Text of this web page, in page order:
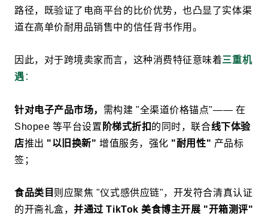
路径，既验证了电商平台的比价优势，也凸显了实体渠
道在高单价耐用品销售中的信任背书作用。
因此，对于跨境卖家而言，这种消费特征意味着三重机
遇 ：
针对电子产品市场， 需构建 "全渠道价格锚点"—— 在
Shopee 等平台设置 阶梯式折扣 的同时，联合线下体验
店推出 "以旧换新" 增值服务，强化 "耐用性" 产品标
签；
食品类目 则应聚焦 "仪式感供应链"，开发符合清真认证
的开斋礼盒，并通过 TikTok 美食博主开展 "开箱测评"